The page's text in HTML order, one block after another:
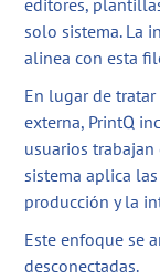
editores,
solo sistema. La
alinea con esta
En lugar de
externa, PrintQ
usuarios
sistema aplica
producción y la
Este enfoque se
desconectadas.